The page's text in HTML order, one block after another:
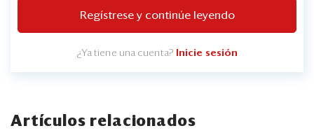
Regístrese y continúe leyendo
¿Ya tiene una cuenta? Inicie sesión
Artículos relacionados